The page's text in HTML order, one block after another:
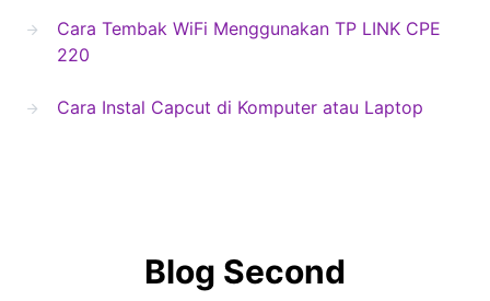
Cara Tembak WiFi Menggunakan TP LINK CPE
220
Cara Instal Capcut di Komputer atau Laptop
Blog Second